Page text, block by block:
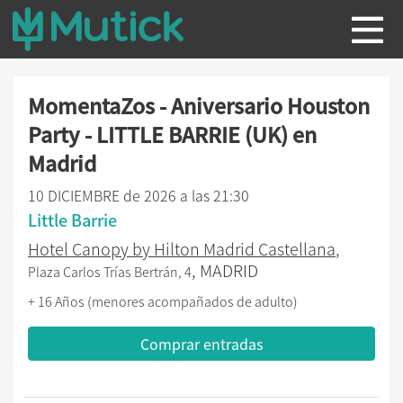
MomentaZos - Aniversario Houston
Party - LITTLE BARRIE (UK) en
Madrid
10 DICIEMBRE de 2026 a las 21:30
Little Barrie
Hotel Canopy by Hilton Madrid Castellana,
Plaza Carlos Trías Bertrán, 4, MADRID
+ 16 Años (menores acompañados de adulto)
Comprar entradas